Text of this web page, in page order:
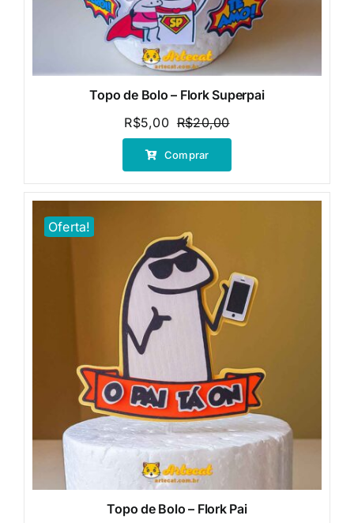
Topo de Bolo – Flork Superpai
R$20,00O
preço
era:
R$5,00
O
preço
é:
Comprar
Oferta!
Topo de Bolo – Flork Pai